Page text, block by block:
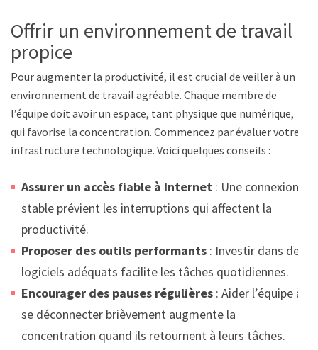
Offrir un environnement de travail
propice
Pour augmenter la productivité, il est crucial de veiller à un
environnement de travail agréable. Chaque membre de
l’équipe doit avoir un espace, tant physique que numérique,
qui favorise la concentration. Commencez par évaluer votre
infrastructure technologique. Voici quelques conseils :
Assurer un accès fiable à Internet : Une connexion
stable prévient les interruptions qui affectent la
productivité.
Proposer des outils performants : Investir dans des
logiciels adéquats facilite les tâches quotidiennes.
Encourager des pauses régulières : Aider l’équipe à
se déconnecter brièvement augmente la
concentration quand ils retournent à leurs tâches.